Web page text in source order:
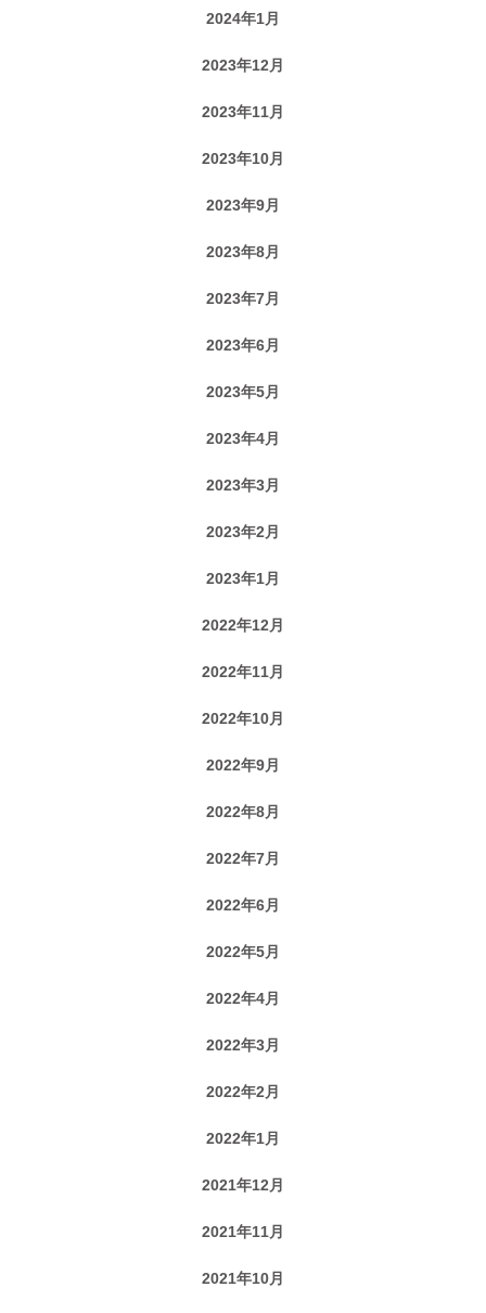
2024年1月
2023年12月
2023年11月
2023年10月
2023年9月
2023年8月
2023年7月
2023年6月
2023年5月
2023年4月
2023年3月
2023年2月
2023年1月
2022年12月
2022年11月
2022年10月
2022年9月
2022年8月
2022年7月
2022年6月
2022年5月
2022年4月
2022年3月
2022年2月
2022年1月
2021年12月
2021年11月
2021年10月